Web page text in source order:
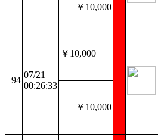
￥10,000
94
07/21
00:26:33
￥10,000
￥10,000